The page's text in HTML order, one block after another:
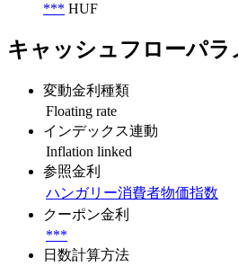
*** HUF
キャッシュフローパラ
変動金利種類
Floating rate
インデックス連動
Inflation linked
参照金利
ハンガリー消費者物価指数
クーポン金利
***
日数計算方法